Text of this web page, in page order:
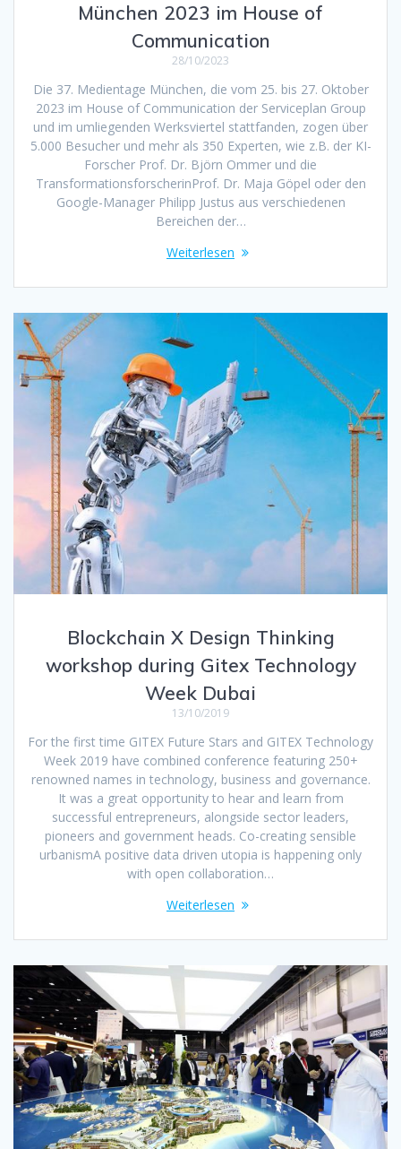
München 2023 im House of
Communication
28/10/2023
Die 37. Medientage München, die vom 25. bis 27. Oktober
2023 im House of Communication der Serviceplan Group
und im umliegenden Werksviertel stattfanden, zogen über
5.000 Besucher und mehr als 350 Experten, wie z.B. der KI-
Forscher Prof. Dr. Björn Ommer und die
TransformationsforscherinProf. Dr. Maja Göpel oder den
Google-Manager Philipp Justus aus verschiedenen
Bereichen der…
Weiterlesen
Blockchain X Design Thinking
workshop during Gitex Technology
Week Dubai
13/10/2019
For the first time GITEX Future Stars and GITEX Technology
Week 2019 have combined conference featuring 250+
renowned names in technology, business and governance.
It was a great opportunity to hear and learn from
successful entrepreneurs, alongside sector leaders,
pioneers and government heads. Co-creating sensible
urbanismA positive data driven utopia is happening only
with open collaboration…
Weiterlesen